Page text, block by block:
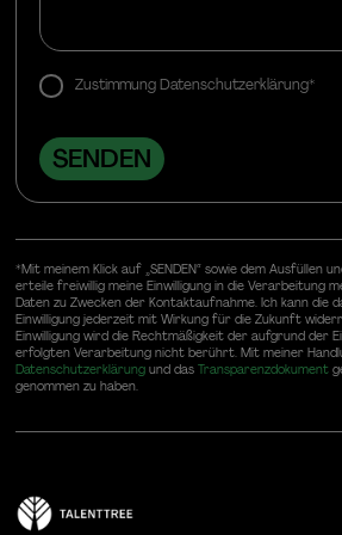
Zustimmung Datenschutzerklärung*
*Mit meinem Klick auf „SENDEN“ sowie dem Ausfüllen
erteile freiwillig meine Einwilligung in die Verarbeitung
Daten zu Zwecken der Kontaktaufnahme. Ich kann die
Einwilligung jederzeit mit Wirkung für die Zukunft
Einwilligung wird die Rechtmäßigkeit der aufgrund der
erfolgten Verarbeitung nicht berührt. Mit meiner
Datenschutzerklärungund das Transparenzdokument
genommen zu haben.